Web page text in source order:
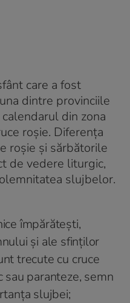
care a fost
dintre provinciile
din zona
roșie. Diferența
roșie și sărbătorile
de vedere liturgic,
slujbelor.
împărătești,
și ale sfinților
trecute cu cruce
sau paranteze, semn
slujbei;